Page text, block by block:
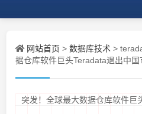
网站首页 > 数据库技术 >
据仓库软件巨头Teradata退出中国
突发！全球最大数据仓库软件巨